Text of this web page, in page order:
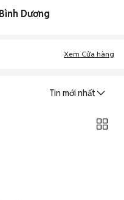
Dương
Xem Cửa hàng
Tin mới nhất